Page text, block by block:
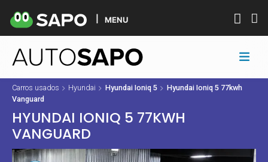
MENU
Carros usados Hyundai Hyundai Ioniq 5
Hyundai Ioniq 5 77kwh
Vanguard
HYUNDAI IONIQ 5 77KWH
VANGUARD